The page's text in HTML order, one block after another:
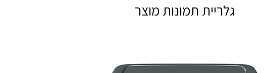
גלריית תמונות מוצר